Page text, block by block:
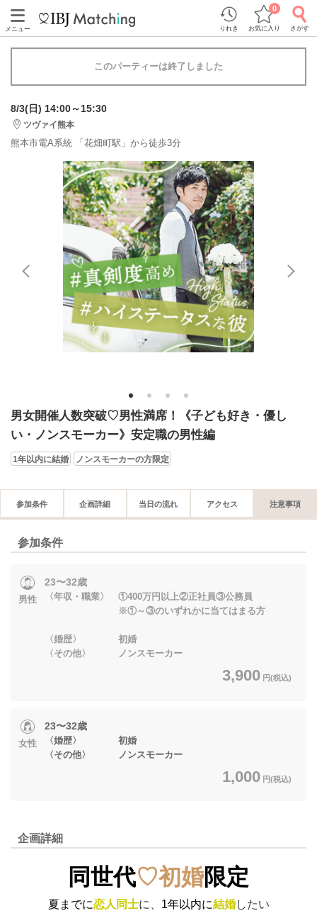
メニュー りれき お気に入り
0
さがす
このパーティーは終了しました
8/3(日) 14:00～15:30
ツヴァイ熊本
熊本市電A系統 「花畑町駅」から徒歩3分
1 2 3 4
男女開催人数突破♡男性満席！《子ども好き・優し
い・ノンスモーカー》安定職の男性編
1年以内に結婚 ノンスモーカーの方限定
参加条件 企画詳細 当日の流れ アクセス 注意事項
参加条件
男性
23〜32歳
〈年収・職業〉 ①400万円以上②正社員③公務員
※①～③のいずれかに当てはまる方
〈婚歴〉 初婚
〈その他〉 ノンスモーカー
3,900 円(税込)
女性
23〜32歳
〈婚歴〉 初婚
〈その他〉 ノンスモーカー
1,000 円(税込)
企画詳細
同世代♡初婚限定
夏までに恋人同士に、 1年以内に結婚したい